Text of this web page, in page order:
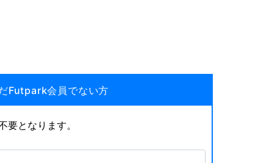
Futpark会員でない方
となります。